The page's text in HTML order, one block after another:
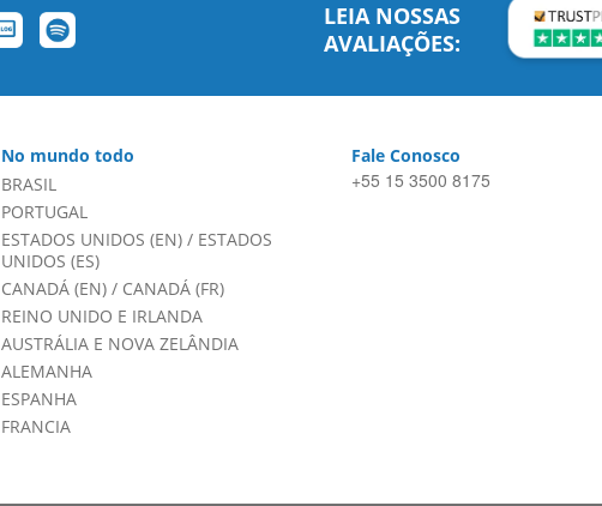
LEIA NOSSAS
AVALIAÇÕES:
No mundo todo
BRASIL
PORTUGAL
ESTADOS UNIDOS (EN)/ ESTADOS
UNIDOS (ES)
CANADÁ (EN)/ CANADÁ (FR)
REINO UNIDO E IRLANDA
AUSTRÁLIA E NOVA ZELÂNDIA
ALEMANHA
ESPANHA
FRANCIA
Fale Conosco
+55 15 3500 8175